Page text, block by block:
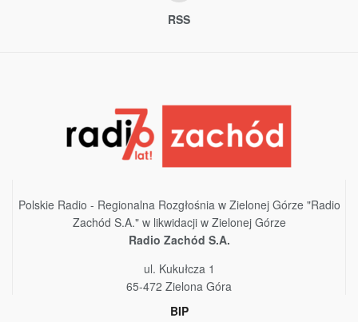
RSS
Polskie Radio - Regionalna Rozgłośnia w Zielonej Górze "Radio
Zachód S.A." w likwidacji w Zielonej Górze
Radio Zachód S.A.
ul. Kukułcza 1
65-472 Zielona Góra
BIP